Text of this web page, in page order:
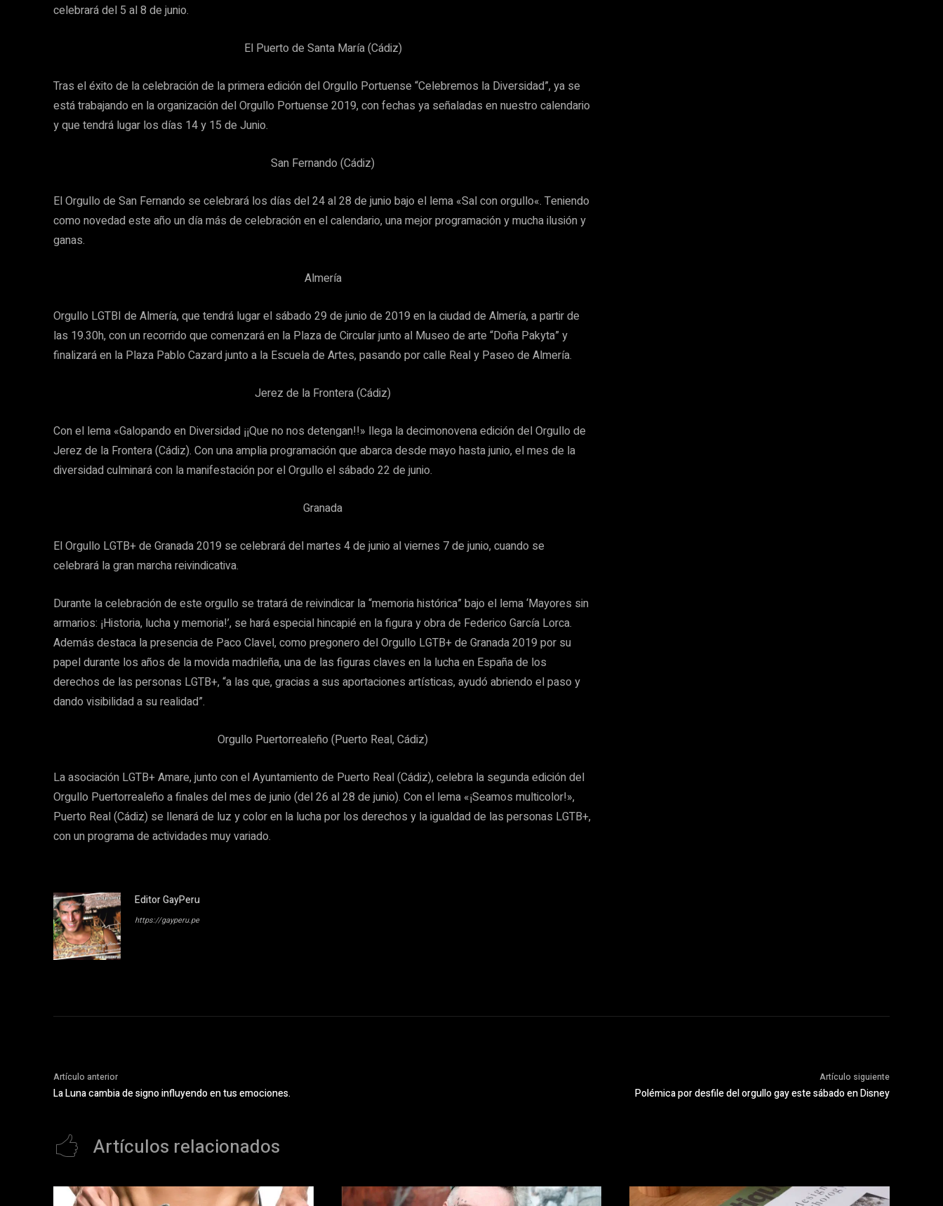
celebrará del 5 al 8 de junio.
El Puerto de Santa María (Cádiz)
Tras el éxito de la celebración de la primera edición del Orgullo Portuense “Celebremos la Diversidad”, ya se
está trabajando en la organización del Orgullo Portuense 2019, con fechas ya señaladas en nuestro calendario
y que tendrá lugar los días 14 y 15 de Junio.
San Fernando (Cádiz)
El Orgullo de San Fernando se celebrará los días del 24 al 28 de junio bajo el lema «Sal con orgullo«. Teniendo
como novedad este año un día más de celebración en el calendario, una mejor programación y mucha ilusión y
ganas.
Almería
Orgullo LGTBI de Almería, que tendrá lugar el sábado 29 de junio de 2019 en la ciudad de Almería, a partir de
las 19.30h, con un recorrido que comenzará en la Plaza de Circular junto al Museo de arte “Doña Pakyta” y
finalizará en la Plaza Pablo Cazard junto a la Escuela de Artes, pasando por calle Real y Paseo de Almería.
Jerez de la Frontera (Cádiz)
Con el lema «Galopando en Diversidad ¡¡Que no nos detengan!!» llega la decimonovena edición del Orgullo de
Jerez de la Frontera (Cádiz). Con una amplia programación que abarca desde mayo hasta junio, el mes de la
diversidad culminará con la manifestación por el Orgullo el sábado 22 de junio.
Granada
El Orgullo LGTB+ de Granada 2019 se celebrará del martes 4 de junio al viernes 7 de junio, cuando se
celebrará la gran marcha reivindicativa.
Durante la celebración de este orgullo se tratará de reivindicar la “memoria histórica” bajo el lema ‘Mayores sin
armarios: ¡Historia, lucha y memoria!’, se hará especial hincapié en la figura y obra de Federico García Lorca.
Además destaca la presencia de Paco Clavel, como pregonero del Orgullo LGTB+ de Granada 2019 por su
papel durante los años de la movida madrileña, una de las figuras claves en la lucha en España de los
derechos de las personas LGTB+, “a las que, gracias a sus aportaciones artísticas, ayudó abriendo el paso y
dando visibilidad a su realidad”.
Orgullo Puertorrealeño (Puerto Real, Cádiz)
La asociación LGTB+ Amare, junto con el Ayuntamiento de Puerto Real (Cádiz), celebra la segunda edición del
Orgullo Puertorrealeño a finales del mes de junio (del 26 al 28 de junio). Con el lema «¡Seamos multicolor!»,
Puerto Real (Cádiz) se llenará de luz y color en la lucha por los derechos y la igualdad de las personas LGTB+,
con un programa de actividades muy variado.
Editor GayPeru
https://gayperu.pe
Artículo anterior
La Luna cambia de signo influyendo en tus emociones.
Artículo siguiente
Polémica por desfile del orgullo gay este sábado en Disney
Artículos relacionados